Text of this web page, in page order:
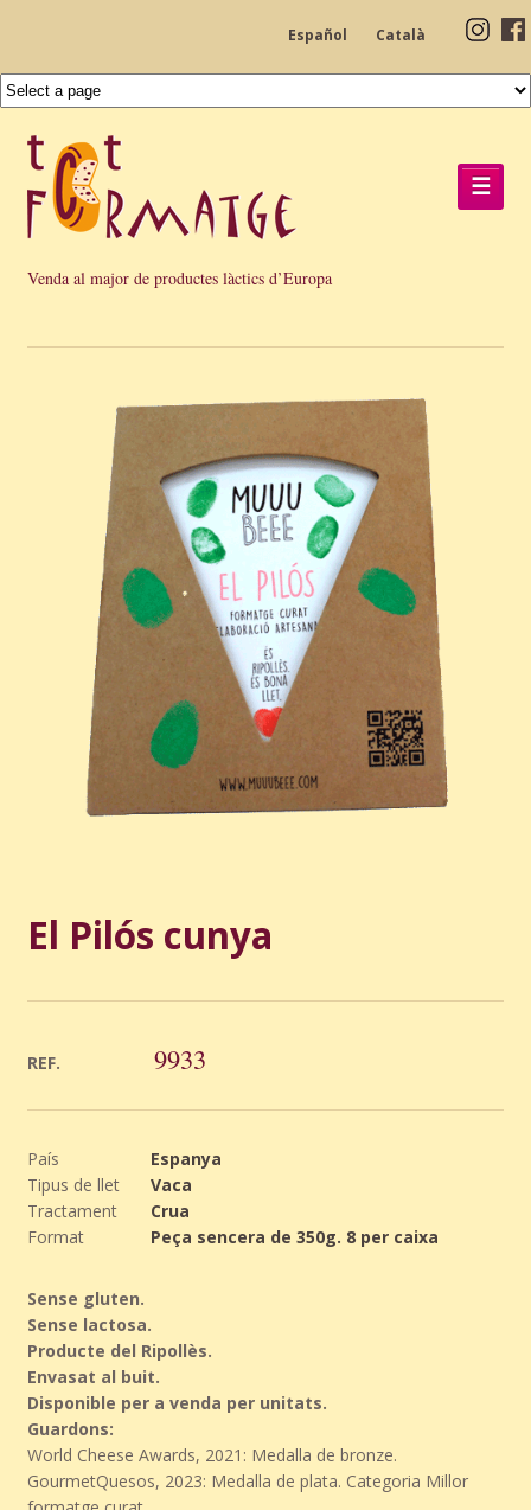
Español Català
Venda al major de productes làctics d’Europa
☰
El Pilós cunya
REF. 9933
País
Espanya
Tipus de llet
Vaca
Tractament
Crua
Format
Peça sencera de 350g. 8 per caixa
Sense gluten.
Sense lactosa.
Producte del Ripollès.
Envasat al buit.
Disponible per a venda per unitats.
Guardons:
World Cheese Awards, 2021: Medalla de bronze.
GourmetQuesos, 2023: Medalla de plata. Categoria Millor